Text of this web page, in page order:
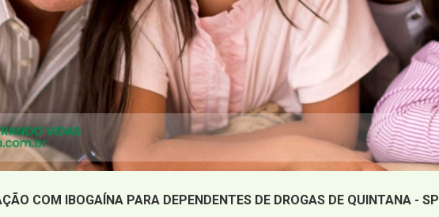
COM IBOGAÍNA PARA DEPENDENTES DE DROGAS DE QUINTANA - SP